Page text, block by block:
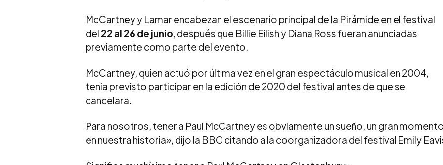
McCartney y Lamar encabezan el escenario principal de la Pirámide en el festival
del 22 al 26 de junio, después que Billie Eilish y Diana Ross fueran anunciadas
previamente como parte del evento.
McCartney, quien actuó por última vez en el gran espectáculo musical en 2004,
tenía previsto participar en la edición de 2020 del festival antes de que se
cancelara.
Para nosotros, tener a Paul McCartney es obviamente un sueño, un gran
en nuestra historia», dijo la BBC citando a la coorganizadora del festival Emily